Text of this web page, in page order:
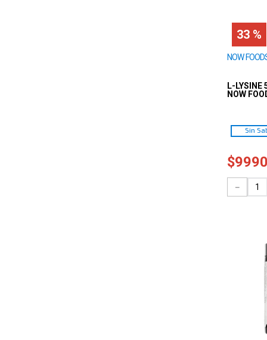
33 %
NOW
L-LYSINE
NOW
Sin
$9990
－